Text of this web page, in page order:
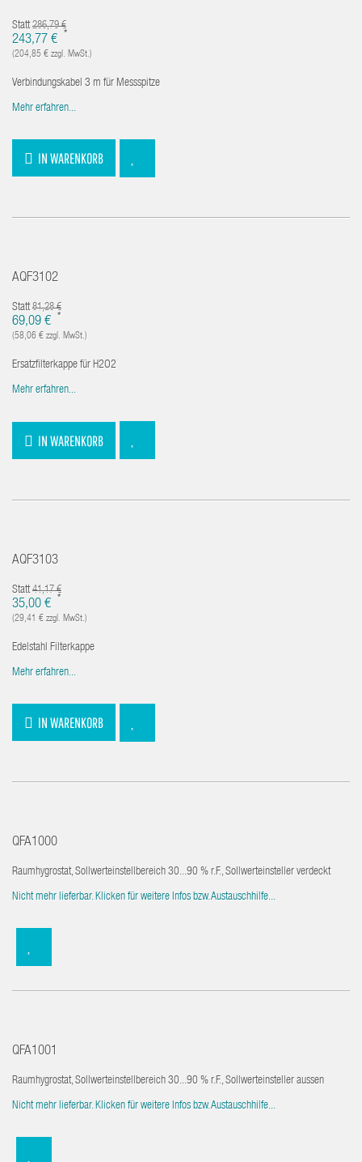
Statt286,79 €
243,77 € *
(204,85 € zzgl. MwSt.)
Verbindungskabel 3 m für Messspitze
Mehr erfahren...
IN WARENKORB
AQF3102
Statt81,28 €
69,09 € *
(58,06 € zzgl. MwSt.)
Ersatzfilterkappe für H2O2
Mehr erfahren...
IN WARENKORB
AQF3103
Statt41,17 €
35,00 € *
(29,41 € zzgl. MwSt.)
Edelstahl Filterkappe
Mehr erfahren...
IN WARENKORB
QFA1000
Raumhygrostat, Sollwerteinstellbereich 30...90 % r.F., Sollwerteinsteller verdeckt
Nicht mehr lieferbar. Klicken für weitere Infos bzw. Austauschhilfe...
QFA1001
Raumhygrostat, Sollwerteinstellbereich 30...90 % r.F., Sollwerteinsteller aussen
Nicht mehr lieferbar. Klicken für weitere Infos bzw. Austauschhilfe...